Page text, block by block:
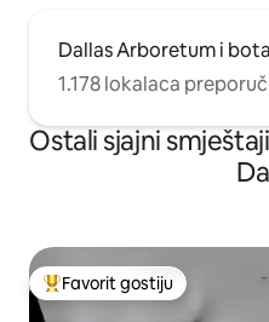
Dallas Arboretum i
1.178 lokalaca
Ostali sjajni
Glavni favorit gostiju
Favorit gostiju